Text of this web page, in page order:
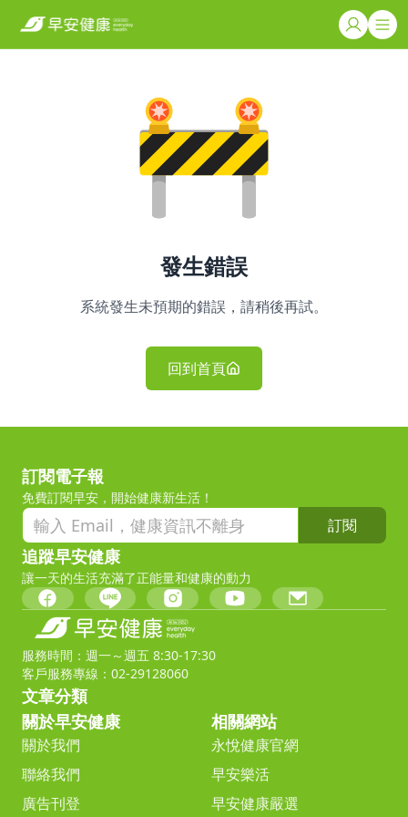
發生錯誤
系統發生未預期的錯誤，請稍後再試。
回到首頁
訂閱電子報
免費訂閱早安，開始健康新生活！
訂閱
追蹤早安健康
讓一天的生活充滿了正能量和健康的動力
服務時間：週一～週五 8:30-17:30
客戶服務專線：02-29128060
文章分類
關於早安健康
關於我們
聯絡我們
廣告刊登
相關網站
永悅健康官網
早安樂活
早安健康嚴選